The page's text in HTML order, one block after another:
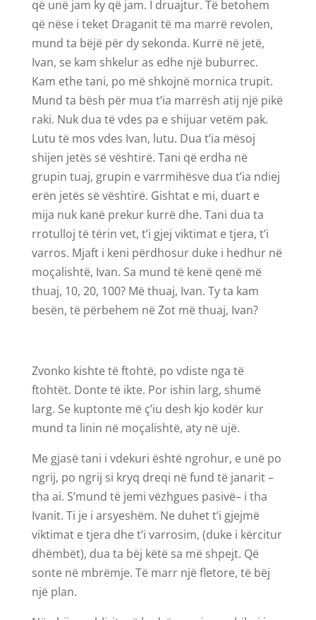
që unë jam ky që jam. I druajtur. Të betohem
që nëse i teket Draganit të ma marrë revolen,
mund ta bëjë për dy sekonda. Kurrë në jetë,
Ivan, se kam shkelur as edhe një buburrec.
Kam ethe tani, po më shkojnë mornica trupit.
Mund ta bësh për mua t’ia marrësh atij një pikë
raki. Nuk dua të vdes pa e shijuar vetëm pak.
Lutu të mos vdes Ivan, lutu. Dua t’ia mësoj
shijen jetës së vështirë. Tani që erdha në
grupin tuaj, grupin e varrmihësve dua t’ia ndiej
erën jetës së vështirë. Gishtat e mi, duart e
mija nuk kanë prekur kurrë dhe. Tani dua ta
rrotulloj të tërin vet, t’i gjej viktimat e tjera, t’i
varros. Mjaft i keni përdhosur duke i hedhur në
moçalishtë, Ivan. Sa mund të kenë qenë më
thuaj, 10, 20, 100? Më thuaj, Ivan. Ty ta kam
besën, të përbehem në Zot më thuaj, Ivan?
Zvonko kishte të ftohtë, po vdiste nga të
ftohtët. Donte të ikte. Por ishin larg, shumë
larg. Se kuptonte më ç’iu desh kjo kodër kur
mund ta linin në moçalishtë, aty në ujë.
Me gjasë tani i vdekuri është ngrohur, e unë po
ngrij, po ngrij si kryq dreqi në fund të janarit –
tha ai. S’mund të jemi vëzhgues pasivë– i tha
Ivanit. Ti je i arsyeshëm. Ne duhet t’i gjejmë
viktimat e tjera dhe t’i varrosim, (duke i kërcitur
dhëmbët), dua ta bëj këtë sa më shpejt. Që
sonte në mbrëmje. Të marr një fletore, të bëj
një plan.